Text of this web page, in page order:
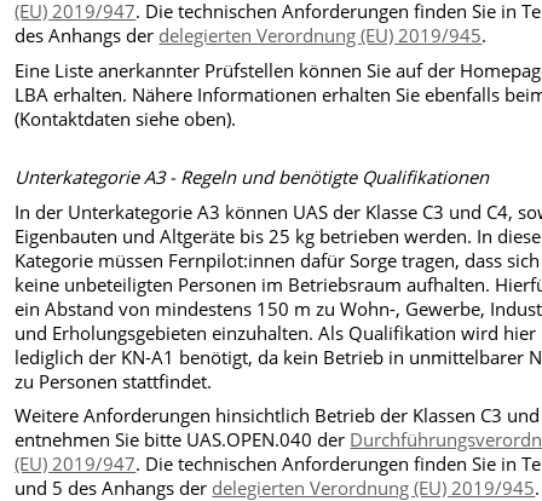
(EU) 2019/947. Die technischen Anforderungen finden Sie in
des Anhangs der delegierten Verordnung (EU) 2019/945.
Eine Liste anerkannter Prüfstellen können Sie auf der
LBA erhalten. Nähere Informationen erhalten Sie ebenfalls
(Kontaktdaten siehe oben).
Unterkategorie A3 - Regeln und benötigte Qualifikationen
In der Unterkategorie A3 können UAS der Klasse C3 und C4,
Eigenbauten und Altgeräte bis 25 kg betrieben werden. In
Kategorie müssen Fernpilot:innen dafür Sorge tragen, dass sich
keine unbeteiligten Personen im Betriebsraum aufhalten.
ein Abstand von mindestens 150 m zu Wohn-, Gewerbe,
und Erholungsgebieten einzuhalten. Als Qualifikation wird hier
lediglich der KN-A1 benötigt, da kein Betrieb in unmittelbarer
zu Personen stattfindet.
Weitere Anforderungen hinsichtlich Betrieb der Klassen C3
entnehmen Sie bitte UAS.OPEN.040 der
(EU) 2019/947. Die technischen Anforderungen finden Sie in
und 5 des Anhangs der delegierten Verordnung (EU) 2019/945.